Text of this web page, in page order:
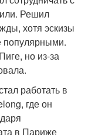
Решил
хотя эскизы
популярными.
но из-за
работать в
где он
в Париже